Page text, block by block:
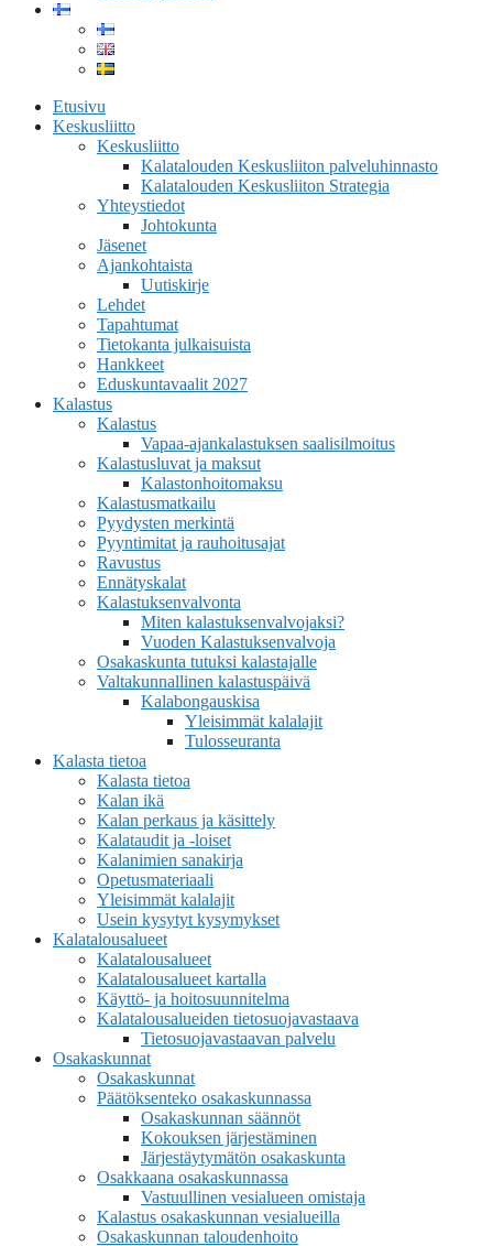
Etusivu
Keskusliitto
Keskusliitto
Kalatalouden Keskusliiton palveluhinnasto
Kalatalouden Keskusliiton Strategia
Yhteystiedot
Johtokunta
Jäsenet
Ajankohtaista
Uutiskirje
Lehdet
Tapahtumat
Tietokanta julkaisuista
Hankkeet
Eduskuntavaalit 2027
Kalastus
Kalastus
Vapaa-ajankalastuksen saalisilmoitus
Kalastusluvat ja maksut
Kalastonhoitomaksu
Kalastusmatkailu
Pyydysten merkintä
Pyyntimitat ja rauhoitusajat
Ravustus
Ennätyskalat
Kalastuksenvalvonta
Miten kalastuksenvalvojaksi?
Vuoden Kalastuksenvalvoja
Osakaskunta tutuksi kalastajalle
Valtakunnallinen kalastuspäivä
Kalabongauskisa
Yleisimmät kalalajit
Tulosseuranta
Kalasta tietoa
Kalasta tietoa
Kalan ikä
Kalan perkaus ja käsittely
Kalataudit ja -loiset
Kalanimien sanakirja
Opetusmateriaali
Yleisimmät kalalajit
Usein kysytyt kysymykset
Kalatalousalueet
Kalatalousalueet
Kalatalousalueet kartalla
Käyttö- ja hoitosuunnitelma
Kalatalousalueiden tietosuojavastaava
Tietosuojavastaavan palvelu
Osakaskunnat
Osakaskunnat
Päätöksenteko osakaskunnassa
Osakaskunnan säännöt
Kokouksen järjestäminen
Järjestäytymätön osakaskunta
Osakkaana osakaskunnassa
Vastuullinen vesialueen omistaja
Kalastus osakaskunnan vesialueilla
Osakaskunnan taloudenhoito